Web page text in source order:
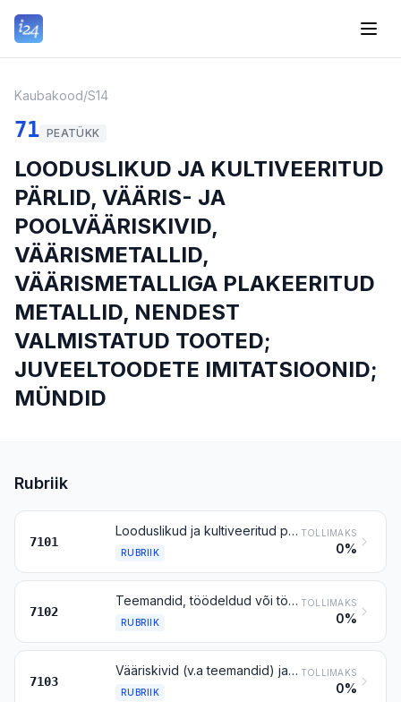
Kaubakood/S14
71 PEATÜKK
LOODUSLIKUD JA KULTIVEERITUD
PÄRLID, VÄÄRIS- JA
POOLVÄÄRISKIVID,
VÄÄRISMETALLID,
VÄÄRISMETALLIGA PLAKEERITUD
METALLID, NENDEST
VALMISTATUD TOOTED;
JUVEELTOODETE IMITATSIOONID;
MÜNDID
Rubriik
7101
Looduslikud ja kultiveeritud pärlid, töödeldud või töötlemata, sorteeritud või sorteerimata, niidile lükkimata ning raamistamata ja kinnitamata; looduslikud ja kultiveeritud pärlid, ajutiselt niidile lükitud nende transpordi hõlbustamiseks
RUBRIIK
TOLLIMAKS
0%
7102
Teemandid, töödeldud või töötlemata, raamistamata ning kinnitamata
RUBRIIK
TOLLIMAKS
0%
7103
Vääriskivid (v.a teemandid) ja poolvääriskivid, töödeldud või töötlemata, sorteeritud või sorteerimata, nöörile lükkimata, raamistamata ning kinnitamata; sorteerimata vääris- ja poolvääriskivid (v.a teemandid), transpordi hõlbustamiseks ajutiselt nöörile lükitud
RUBRIIK
TOLLIMAKS
0%